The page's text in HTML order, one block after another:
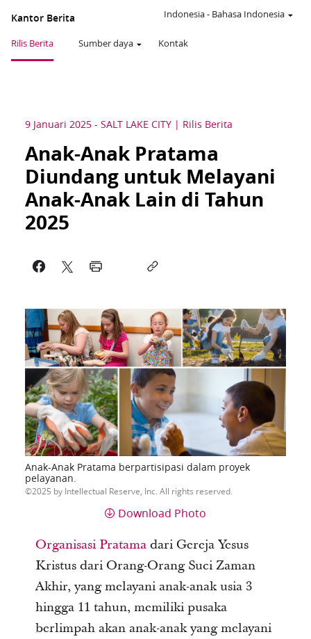
Kantor Berita
Rilis Berita Sumber daya Kontak
Indonesia- Bahasa Indonesia
9 Januari 2025 - SALT LAKE CITY Rilis Berita
Anak-Anak Pratama
Diundang untuk Melayani
Anak-Anak Lain di Tahun
2025
Anak-Anak Pratama berpartisipasi dalam proyek
pelayanan.
2025 by Intellectual Reserve, Inc. All rights reserved.
Download Photo
Organisasi Pratamadari Gereja Yesus
Kristus dari Orang-Orang Suci Zaman
Akhir, yang melayani anak-anak usia 3
hingga 11 tahun, memiliki pusaka
berlimpah akan anak-anak yang melayani